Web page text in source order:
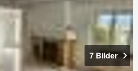
7 Bilder